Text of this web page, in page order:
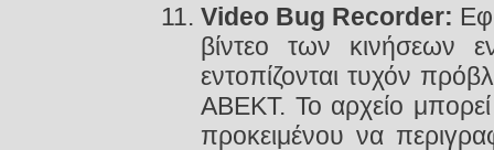
Video Bug Recorder:
βίντεο των κινήσεων
εντοπίζονται τυχόν
ΑΒΕΚΤ. Το αρχείο
προκειμένου να